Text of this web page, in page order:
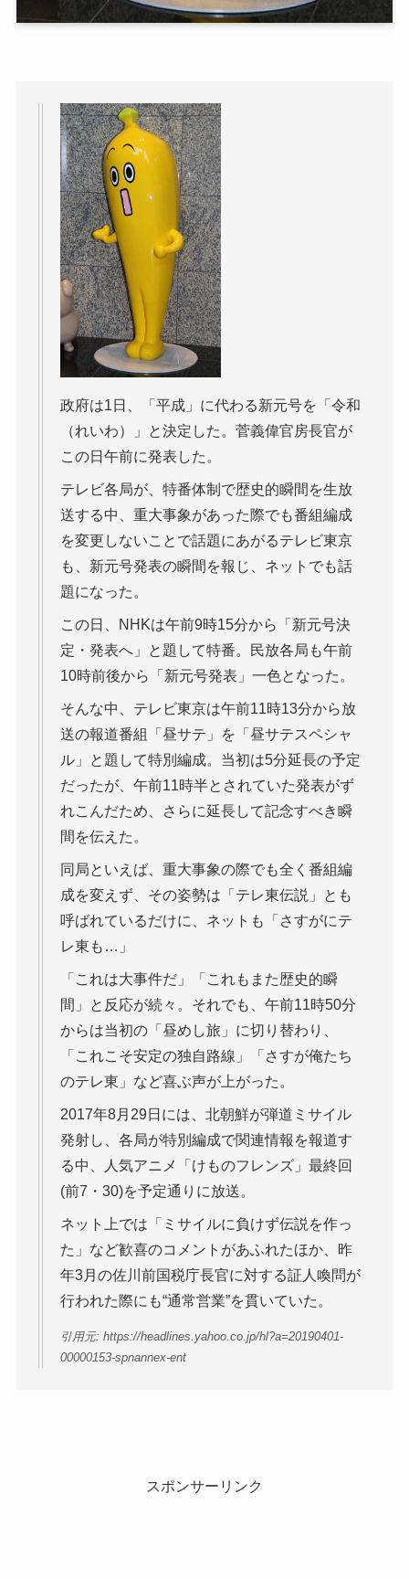
政府は1日、「平成」に代わる新元号を「令和
（れいわ）」と決定した。菅義偉官房長官が
この日午前に発表した。
テレビ各局が、特番体制で歴史的瞬間を生放
送する中、重大事象があった際でも番組編成
を変更しないことで話題にあがるテレビ東京
も、新元号発表の瞬間を報じ、ネットでも話
題になった。
この日、NHKは午前9時15分から「新元号決
定・発表へ」と題して特番。民放各局も午前
10時前後から「新元号発表」一色となった。
そんな中、テレビ東京は午前11時13分から放
送の報道番組「昼サテ」を「昼サテスペシャ
ル」と題して特別編成。当初は5分延長の予定
だったが、午前11時半とされていた発表がず
れこんだため、さらに延長して記念すべき瞬
間を伝えた。
同局といえば、重大事象の際でも全く番組編
成を変えず、その姿勢は「テレ東伝説」とも
呼ばれているだけに、ネットも「さすがにテ
レ東も…」
「これは大事件だ」「これもまた歴史的瞬
間」と反応が続々。それでも、午前11時50分
からは当初の「昼めし旅」に切り替わり、
「これこそ安定の独自路線」「さすが俺たち
のテレ東」など喜ぶ声が上がった。
2017年8月29日には、北朝鮮が弾道ミサイル
発射し、各局が特別編成で関連情報を報道す
る中、人気アニメ「けものフレンズ」最終回
(前7・30)を予定通りに放送。
ネット上では「ミサイルに負けず伝説を作っ
た」など歓喜のコメントがあふれたほか、昨
年3月の佐川前国税庁長官に対する証人喚問が
行われた際にも“通常営業”を貫いていた。
引用元: https://headlines.yahoo.co.jp/hl?a=20190401-
00000153-spnannex-ent
スポンサーリンク